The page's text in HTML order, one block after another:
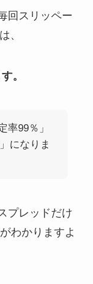
回スリッペー
、
。
率99％」
になりま
プレッドだけ
わかりますよ